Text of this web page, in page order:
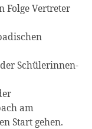
Folge Vertreter
Schülerinnen-
am
Start gehen.